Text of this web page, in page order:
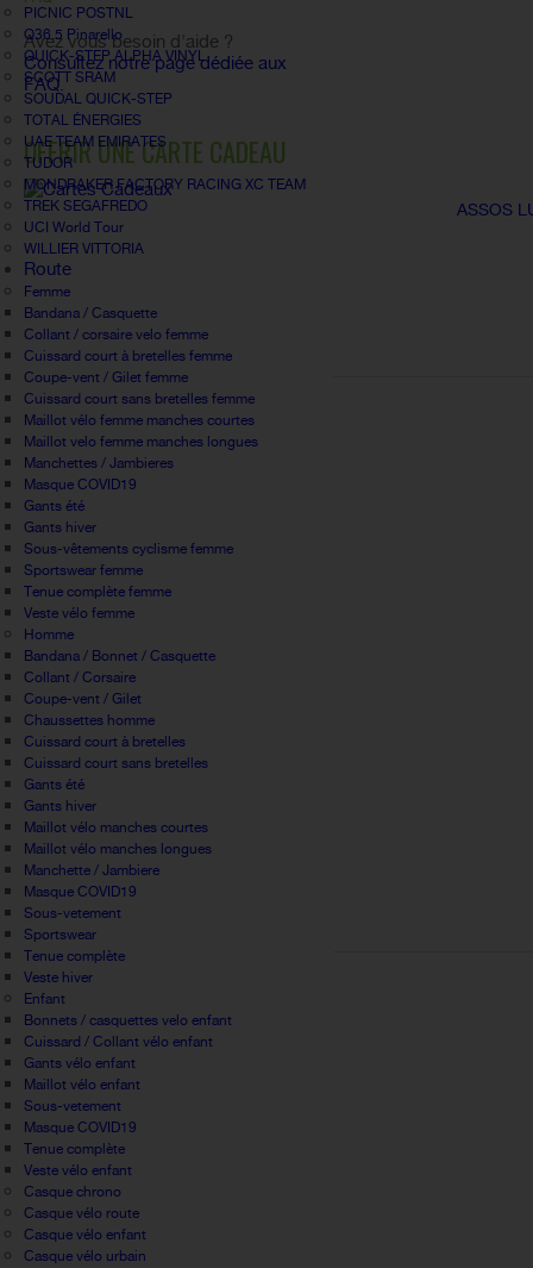
PICNIC POSTNL
Q36.5 Pinarello
QUICK-STEP ALPHA VINYL
SCOTT SRAM
SOUDAL QUICK-STEP
TOTAL ÉNERGIES
UAE TEAM EMIRATES
TUDOR
MONDRAKER FACTORY RACING XC TEAM
TREK SEGAFREDO
UCI World Tour
WILLIER VITTORIA
Route
Femme
Bandana / Casquette
Collant / corsaire velo femme
Cuissard court à bretelles femme
Coupe-vent / Gilet femme
Cuissard court sans bretelles femme
Maillot vélo femme manches courtes
Maillot velo femme manches longues
Manchettes / Jambieres
Masque COVID19
Gants été
Gants hiver
Sous-vêtements cyclisme femme
Sportswear femme
Tenue complète femme
Veste vélo femme
Homme
Bandana / Bonnet / Casquette
Collant / Corsaire
Coupe-vent / Gilet
Chaussettes homme
Cuissard court à bretelles
Cuissard court sans bretelles
Gants été
Gants hiver
Maillot vélo manches courtes
Maillot vélo manches longues
Manchette / Jambiere
Masque COVID19
Sous-vetement
Sportswear
Tenue complète
Veste hiver
Enfant
Bonnets / casquettes velo enfant
Cuissard / Collant vélo enfant
Gants vélo enfant
Maillot vélo enfant
Sous-vetement
Masque COVID19
Tenue complète
Veste vélo enfant
Casque chrono
Casque vélo route
Casque vélo enfant
Casque vélo urbain
ASSOS
Avez vous besoin d'aide ?
Consultez notre page dédiée aux
FAQ.
OFFRIR UNE CARTE CADEAU